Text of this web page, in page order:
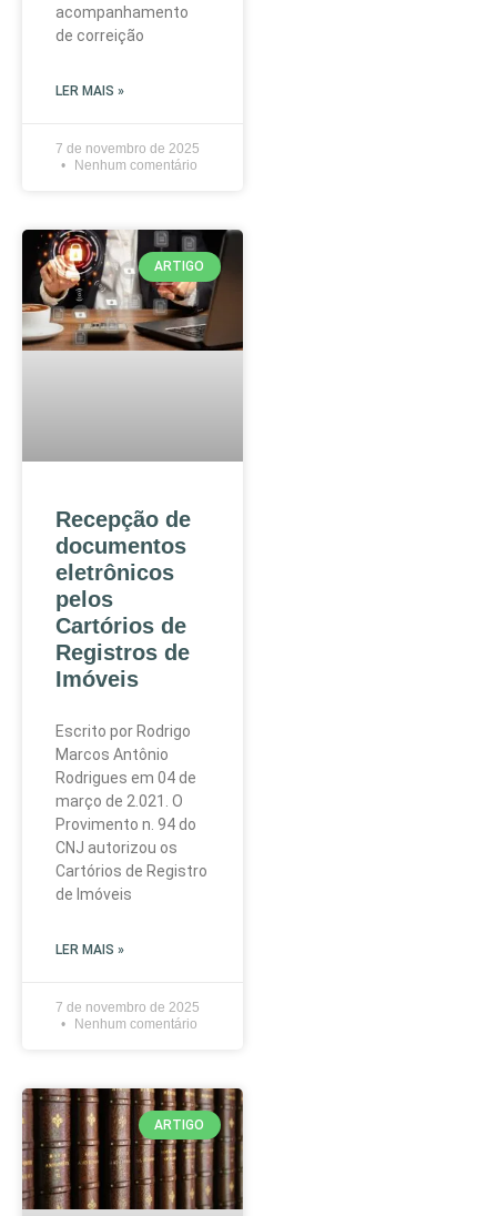
acompanhamento
de correição
LER MAIS »
7 de novembro de 2025
Nenhum comentário
ARTIGO
Recepção de
documentos
eletrônicos
pelos
Cartórios de
Registros de
Imóveis
Escrito por Rodrigo
Marcos Antônio
Rodrigues em 04 de
março de 2.021. O
Provimento n. 94 do
CNJ autorizou os
Cartórios de Registro
de Imóveis
LER MAIS »
7 de novembro de 2025
Nenhum comentário
ARTIGO